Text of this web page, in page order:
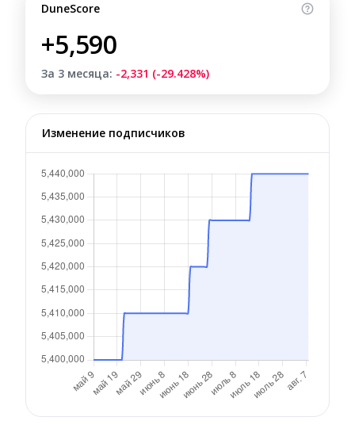
DuneScore
+5,590
За 3 месяца: -2,331 (-29.428%)
Изменение подписчиков